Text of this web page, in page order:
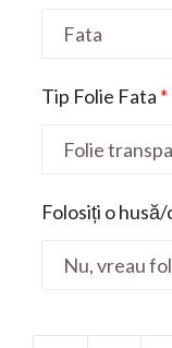
Tip Folie Fata *
Folosiți o